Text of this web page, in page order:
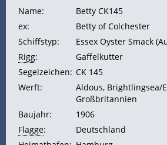
Name:
Betty CK145
ex:
Betty of Colchester
Schiffstyp:
Essex Oyster Smack
Rigg:
Gaffelkutter
Segelzeichen: CK 145
Werft:
Aldous, Brightlingsea/
Großbritannien
Baujahr:
1906
Flagge:
Deutschland